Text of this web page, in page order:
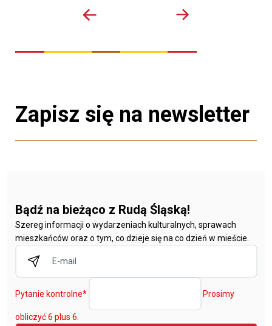
Zapisz się na newsletter
Bądź na bieżąco z Rudą Śląską!
Szereg informacji o wydarzeniach kulturalnych, sprawach
mieszkańców oraz o tym, co dzieje się na co dzień w mieście.
Pytanie kontrolne* Prosimy
obliczyć 6 plus 6.